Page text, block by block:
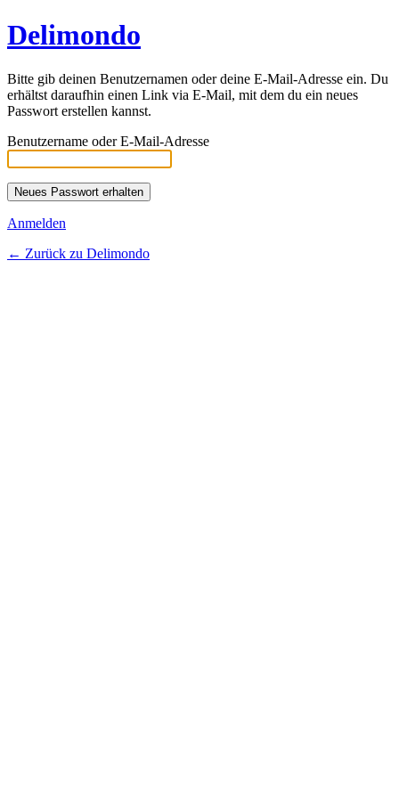
Delimondo
Bitte gib deinen Benutzernamen oder deine E-Mail-Adresse ein. Du
erhältst daraufhin einen Link via E-Mail, mit dem du ein neues
Passwort erstellen kannst.
Benutzername oder E-Mail-Adresse
Anmelden
← Zurück zu Delimondo